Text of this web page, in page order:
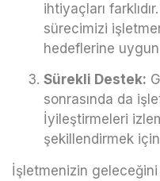
ihtiyaçları
sürecimizi
hedeflerine
Sürekli Destek:
sonrasında da
İyileştirmeleri
şekillendirmek
İşletmenizin